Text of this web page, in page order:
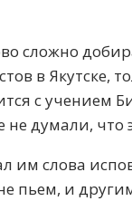
сложно
в Якутске,
с учением
не думали,
им слова
пьем, и